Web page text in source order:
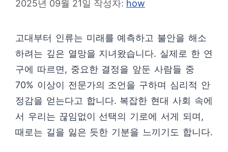
2025년 09월 21일 작성자: how
고대부터 인류는 미래를 예측하고 불안을 해소
하려는 깊은 열망을 지녀왔습니다. 실제로 한 연
구에 따르면, 중요한 결정을 앞둔 사람들 중
70% 이상이 전문가의 조언을 구하며 심리적 안
정감을 얻는다고 합니다. 복잡한 현대 사회 속에
서 우리는 끊임없이 선택의 기로에 서게 되며,
때로는 길을 잃은 듯한 기분을 느끼기도 합니다.